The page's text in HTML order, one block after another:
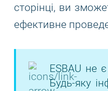
сторінці, ви
ефективне
ESBAU не
Будь-яку